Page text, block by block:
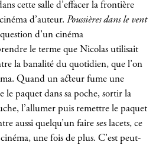
cette salle d’effacer la frontière
d’auteur. Poussières dans le vent
d’un cinéma
le terme que Nicolas utilisait
la banalité du quotidien, que l’on
Quand un acteur fume une
le paquet dans sa poche, sortir la
l’allumer puis remettre le paquet
aussi quelqu’un faire ses lacets, ce
une fois de plus. C’est peut-